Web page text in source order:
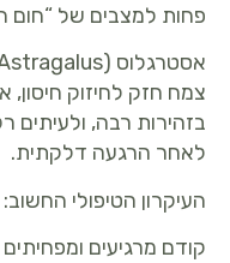
פחות למצבים של “חום
אסטרגלוס (Astragalus)
צמח חזק לחיזוק
בזהירות רבה,
לאחר הרגעה דלקתית.
העיקרון הטיפולי החשוב:
קודם מרגיעים